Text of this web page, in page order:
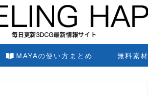
MAYAの使い方まとめ 無料素材